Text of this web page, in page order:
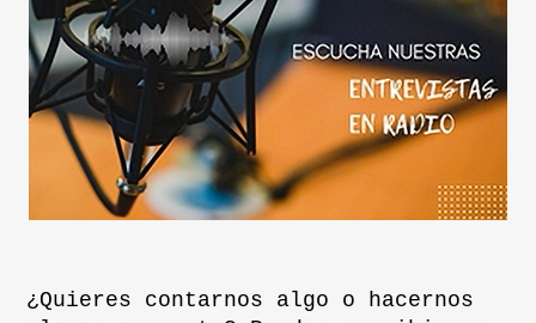
¿Quieres contarnos algo o hacernos